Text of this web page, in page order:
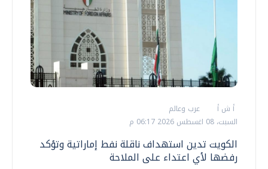
أ ش أ
عرب وعالم
السبت، 08 اغسطس 2026 06:17 م
الكويت تدين استهداف ناقلة نفط إماراتية وتؤكد
رفضها لأي اعتداء على الملاحة